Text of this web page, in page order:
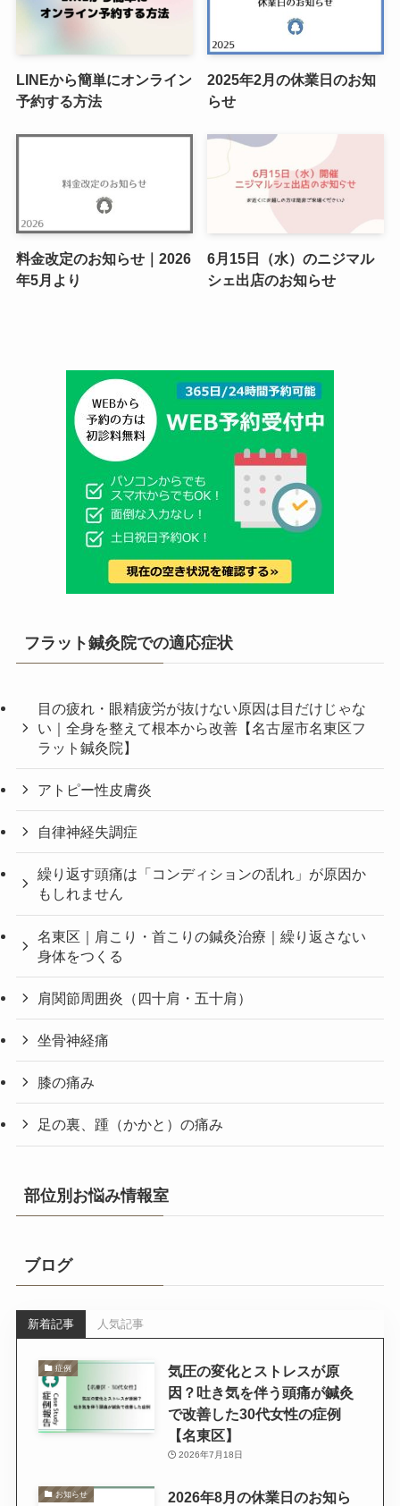
LINEから簡単にオンライン
予約する方法
2025年2月の休業日のお知
らせ
料金改定のお知らせ｜2026
年5月より
6月15日（水）のニジマル
シェ出店のお知らせ
フラット鍼灸院での適応症状
目の疲れ・眼精疲労が抜けない原因は目だけじゃな
い｜全身を整えて根本から改善【名古屋市名東区フ
ラット鍼灸院】
アトピー性皮膚炎
自律神経失調症
繰り返す頭痛は「コンディションの乱れ」が原因か
もしれません
名東区｜肩こり・首こりの鍼灸治療｜繰り返さない
身体をつくる
肩関節周囲炎（四十肩・五十肩）
坐骨神経痛
膝の痛み
足の裏、踵（かかと）の痛み
部位別お悩み情報室
ブログ
新着記事 人気記事
症例
気圧の変化とストレスが原
因？吐き気を伴う頭痛が鍼灸
で改善した30代女性の症例
【名東区】
2026年7月18日
お知らせ
2026年8月の休業日のお知ら